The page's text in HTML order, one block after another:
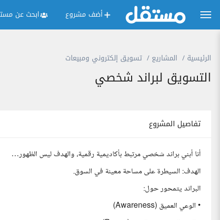
أضف مشروع ابحث عن
الرئيسية المشاريع تسويق إلكتروني ومبيعات
التسويق لبراند شخصي
تفاصيل المشروع
أنا أبني براند شخصي مرتبط بأكاديمية رقمية، والهدف ليس الظهور…
الهدف: السيطرة على مساحة معينة في السوق.
البراند يتمحور حول:
• الوعي العميق (Awareness)